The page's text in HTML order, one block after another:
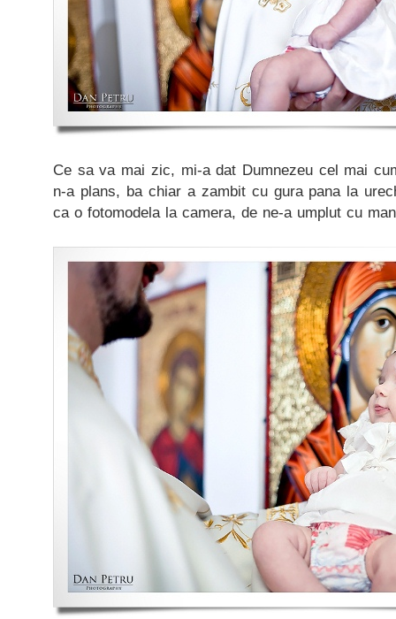
Ce sa va mai zic, mi-a dat Dumnezeu cel mai
n-a plans, ba chiar a zambit cu gura pana la
ca o fotomodela la camera, de ne-a umplut cu